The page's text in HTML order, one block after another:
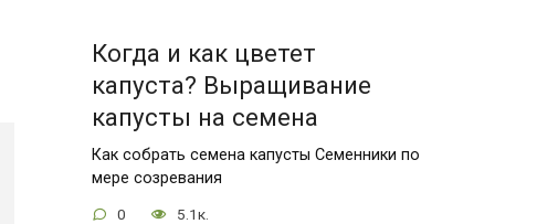
Когда и как цветет
капуста? Выращивание
капусты на семена
Как собрать семена капусты Семенники по
мере созревания
0 5.1к.